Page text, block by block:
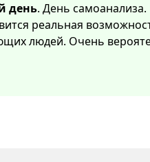
день. День самоанализа.
реальная
людей. Очень